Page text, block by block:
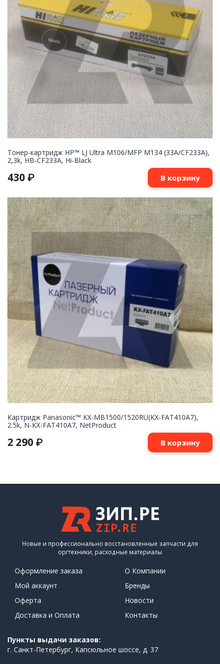
Тонер-картридж HP™ LJ Ultra M106/MFP M134 (33A/CF233A),
2,3k, HB-CF233A, Hi-Black
430 ₽ В корзину
Картридж Panasonic™ KX-MB1500/1520RU(KX-FAT410A7),
2.5k, N-KX-FAT410A7, NetProduct
2 290 ₽ В корзину
Новые и профессионально восстановленные запчасти для
оргтехники, расходные материалы
Оформление заказа
Мой аккаунт
Оферта
Доставка и Оплата
О Компании
Бренды
Новости
Контакты
Пункты выдачи заказов:
г. Санкт-Петербург, Капсюльное шоссе, д. 37